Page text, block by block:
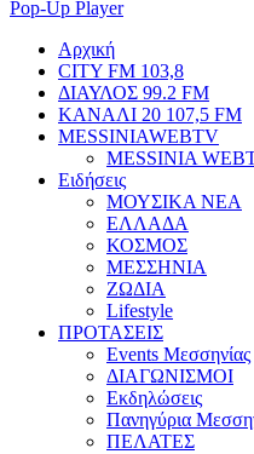
Pop-Up Player
Αρχική
CITY FM 103,8
ΔΙΑΥΛΟΣ 99.2 FM
ΚΑΝΑΛΙ 20 107,5 FM
MESSINIAWEBTV
MESSINIA
Eιδήσεις
ΜΟΥΣΙΚΑ ΝΕΑ
ΕΛΛΑΔΑ
ΚΟΣΜΟΣ
ΜΕΣΣΗΝΙΑ
ΖΩΔΙΑ
Lifestyle
ΠΡΟΤΑΣΕΙΣ
Events Μεσσηνίας
ΔΙΑΓΩΝΙΣΜΟΙ
Εκδηλώσεις
Πανηγύρια
ΠΕΛΑΤΕΣ